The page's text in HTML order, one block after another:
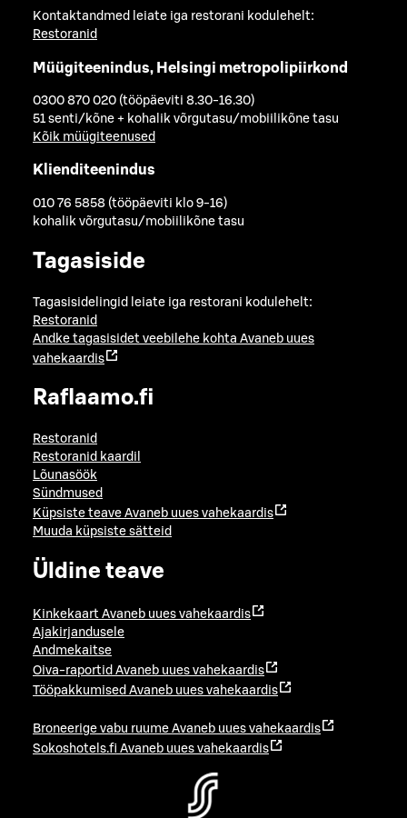
Kontaktandmed leiate iga restorani kodulehelt:
Restoranid
Müügiteenindus, Helsingi metropolipiirkond
0300 870 020 (tööpäeviti 8.30-16.30)
51 senti/kõne + kohalik võrgutasu/mobiilikõne tasu
Kõik müügiteenused
Klienditeenindus
010 76 5858 (tööpäeviti klo 9-16)
kohalik võrgutasu/mobiilikõne tasu
Tagasiside
Tagasisidelingid leiate iga restorani kodulehelt:
Restoranid
Andke tagasisidet veebilehe kohta Avaneb uues
vahekaardis
Raflaamo.fi
Restoranid
Restoranid kaardil
Lõunasöök
Sündmused
Küpsiste teave Avaneb uues vahekaardis
Muuda küpsiste sätteid
Üldine teave
Kinkekaart Avaneb uues vahekaardis
Ajakirjandusele
Andmekaitse
Oiva-raportid Avaneb uues vahekaardis
Tööpakkumised Avaneb uues vahekaardis
Broneerige vabu ruume Avaneb uues vahekaardis
Sokoshotels.fi Avaneb uues vahekaardis